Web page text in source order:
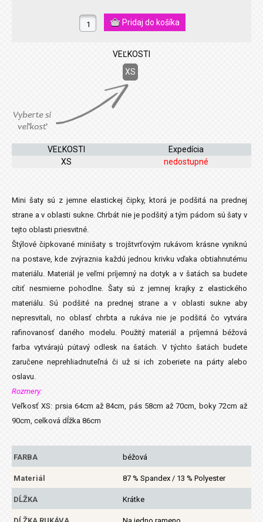
VEĽKOSTI
XS
VEĽKOSTI
Expedícia
XS
nedostupné
Mini šaty sú z jemne elastickej čipky, ktorá je podšitá na prednej
strane a v oblasti sukne. Chrbát nie je podšitý a tým pádom sú šaty v
tejto oblasti priesvitné.
Štýlové čipkované minišaty s trojštvrťovým rukávom krásne vyniknú
na postave, kde zvýraznia každú jednou krivku vďaka obtiahnutému
materiálu. Materiál je veľmi príjemný na dotyk a v šatách sa budete
cítiť nesmierne pohodlne. Šaty sú z jemnej krajky z elastického
materiálu. Sú podšité na prednej strane a v oblasti sukne aby
nepresvitali, no oblasť chrbta a rukáva nie je podšitá čo vytvára
rafinovanosť daného modelu. Použitý materiál a príjemná béžová
farba vytvárajú pútavý odlesk na šatách. V týchto šatách budete
zaručene neprehliadnuteľná či už si ich zoberiete na párty alebo
oslavu.
Rozmery:
Veľkosť XS: prsia 64cm až 84cm, pás 58cm až 70cm, boky 72cm až
90cm, celková dĺžka 86cm
FARBA béžová
Materiál 87 % Spandex / 13 % Polyester
DĹŽKA Krátke